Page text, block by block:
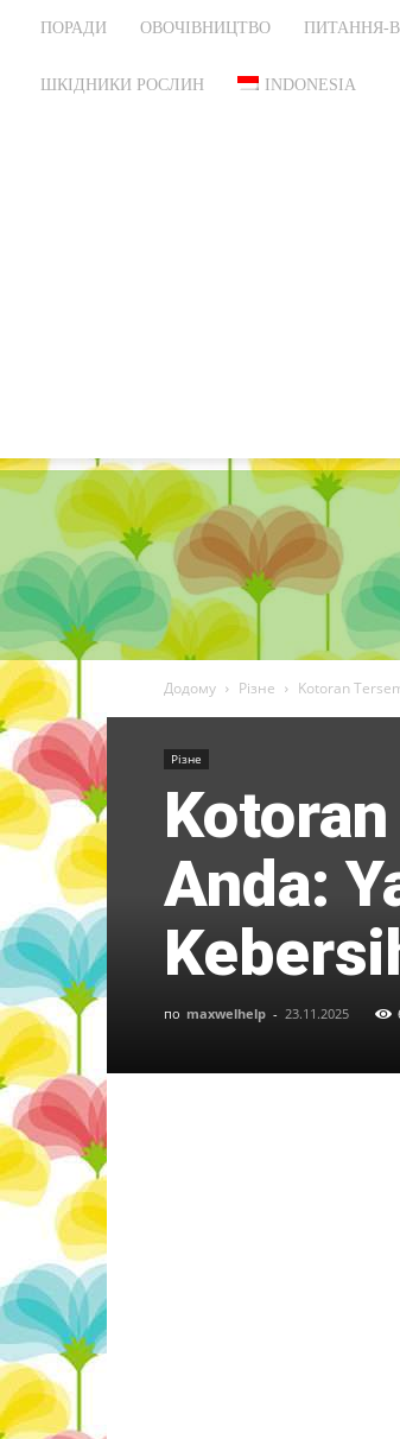
ПОРАДИ ОВОЧІВНИЦТВО ПИТАННЯ-
ШКІДНИКИ РОСЛИН INDONESIA
Додому Різне Kotoran
Різне
Anda:
по maxwelhelp - 23.11.2025